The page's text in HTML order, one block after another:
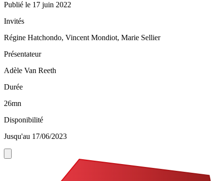
Publié le 17 juin 2022
Invités
Régine Hatchondo, Vincent Mondiot, Marie Sellier
Présentateur
Adèle Van Reeth
Durée
26mn
Disponibilité
Jusqu'au 17/06/2023